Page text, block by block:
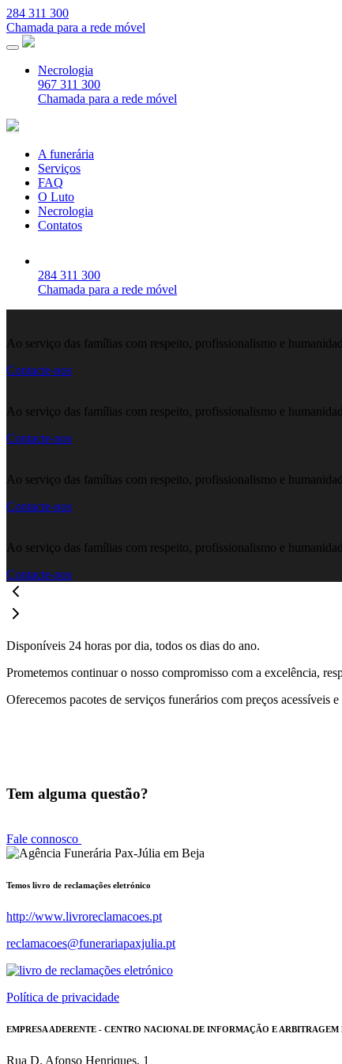
284 311 300
Chamada para a rede móvel
Necrologia
967 311 300
Chamada para a rede móvel
A funerária
Serviços
FAQ
O Luto
Necrologia
Contatos
284 311 300
Chamada para a rede móvel
Ao serviço das famílias com respeito, profissionalismo e
Contacte-nos
Ao serviço das famílias com respeito, profissionalismo e
Contacte-nos
Ao serviço das famílias com respeito, profissionalismo e
Contacte-nos
Ao serviço das famílias com respeito, profissionalismo e
Contacte-nos
Disponíveis 24 horas por dia, todos os dias do ano.
Prometemos continuar o nosso compromisso com a excelência,
Oferecemos pacotes de serviços funerários com preços acessíveis
Tem alguma questão?
Fale connosco
Temos livro de reclamações eletrónico
http://www.livroreclamacoes.pt
reclamacoes@funerariapaxjulia.pt
Política de privacidade
EMPRESA ADERENTE - CENTRO NACIONAL DE INFORMAÇÃO E
Rua D. Afonso Henriques, 1